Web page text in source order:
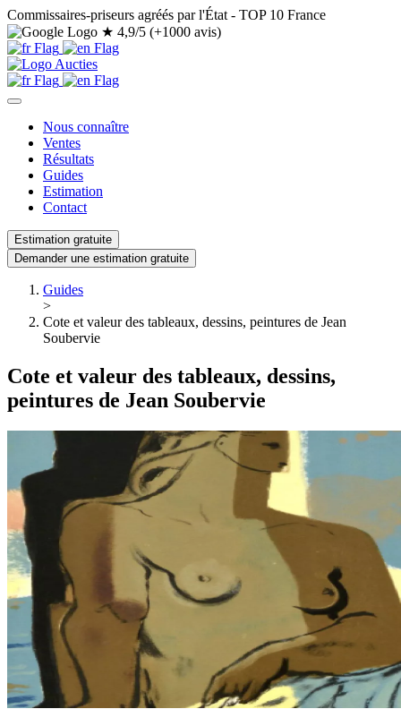
Commissaires-priseurs agréés par l'État - TOP 10 France
★ 4,9/5 (+1000 avis)
Nous connaître
Ventes
Résultats
Guides
Estimation
Contact
Estimation gratuite
Demander une estimation gratuite
Guides
>
Cote et valeur des tableaux, dessins, peintures de Jean
Soubervie
Cote et valeur des tableaux, dessins,
peintures de Jean Soubervie